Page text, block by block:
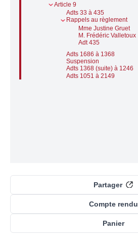
Article 9
Adts 33 à 435
Rappels au règlement
Mme Justine Gruet
M. Frédéric Valletoux
Adt 435
Adts 1686 à 1368
Suspension
Adts 1368 (suite) à 1246
Adts 1051 à 2149
Compte rendu
Panier
Partager